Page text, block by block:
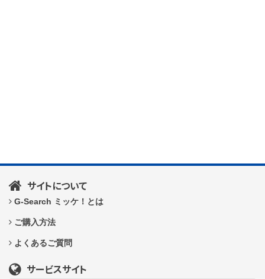
サイトについて
G-Search ミッケ！とは
ご購入方法
よくあるご質問
サービスサイト